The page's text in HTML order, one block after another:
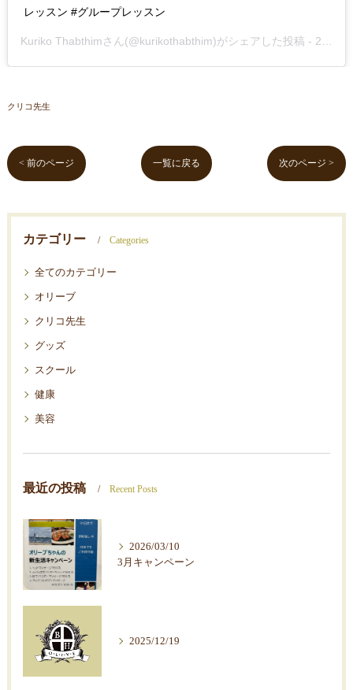
レッスン #グループレッスン
Kuriko Thabthimさん(@kurikothabthim)がシェアした投稿 - 2019年May月14日pm4時48分PDT
クリコ先生
< 前のページ 一覧に戻る 次のページ >
カテゴリー Categories
全てのカテゴリー
オリーブ
クリコ先生
グッズ
スクール
健康
美容
最近の投稿 Recent Posts
2026/03/10
3月キャンペーン
2025/12/19